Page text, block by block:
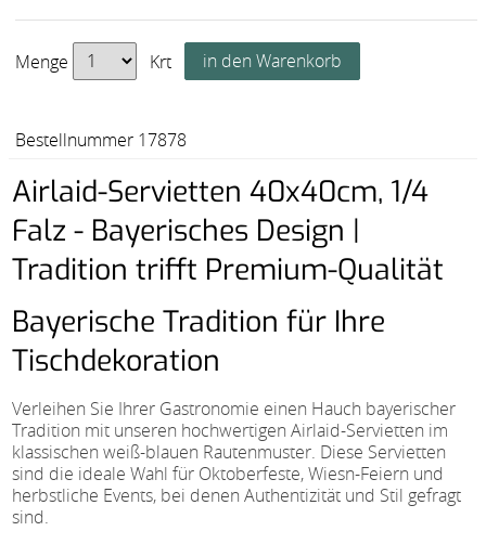
Menge Krt
Bestellnummer 17878
Airlaid-Servietten 40x40cm, 1/4
Falz - Bayerisches Design |
Tradition trifft Premium-Qualität
Bayerische Tradition für Ihre
Tischdekoration
Verleihen Sie Ihrer Gastronomie einen Hauch bayerischer
Tradition mit unseren hochwertigen Airlaid-Servietten im
klassischen weiß-blauen Rautenmuster. Diese Servietten
sind die ideale Wahl für Oktoberfeste, Wiesn-Feiern und
herbstliche Events, bei denen Authentizität und Stil gefragt
sind.